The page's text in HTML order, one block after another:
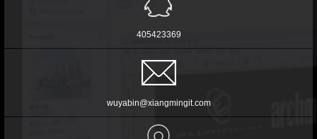
405423369
wuyabin@xiangmingit.com